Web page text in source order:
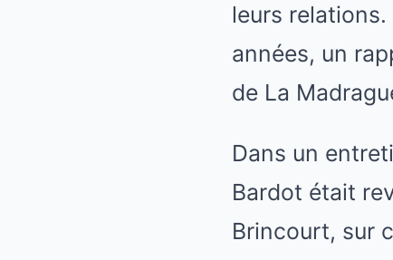
leurs
années, un
de La
Dans un
Bardot était
Brincourt, sur